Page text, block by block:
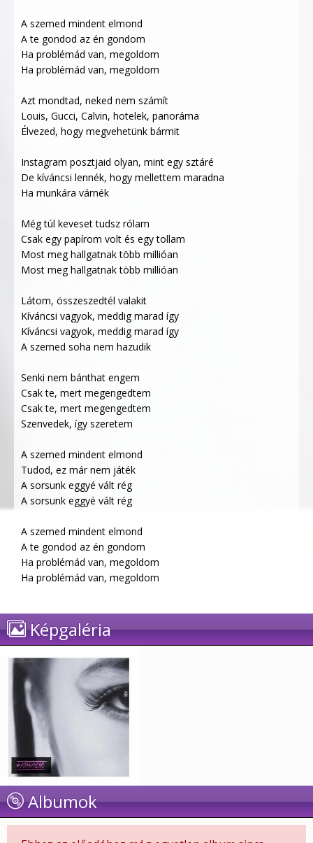
A szemed mindent elmond
A te gondod az én gondom
Ha problémád van, megoldom
Ha problémád van, megoldom
Azt mondtad, neked nem számít
Louis, Gucci, Calvin, hotelek, panoráma
Élvezed, hogy megvehetünk bármit
Instagram posztjaid olyan, mint egy sztáré
De kíváncsi lennék, hogy mellettem maradna
Ha munkára várnék
Még túl keveset tudsz rólam
Csak egy papírom volt és egy tollam
Most meg hallgatnak több millióan
Most meg hallgatnak több millióan
Látom, összeszedtél valakit
Kíváncsi vagyok, meddig marad így
Kíváncsi vagyok, meddig marad így
A szemed soha nem hazudik
Senki nem bánthat engem
Csak te, mert megengedtem
Csak te, mert megengedtem
Szenvedek, így szeretem
A szemed mindent elmond
Tudod, ez már nem játék
A sorsunk eggyé vált rég
A sorsunk eggyé vált rég
A szemed mindent elmond
A te gondod az én gondom
Ha problémád van, megoldom
Ha problémád van, megoldom
Képgaléria
Albumok